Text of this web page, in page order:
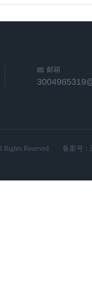
邮箱
Reserved. 备案号：